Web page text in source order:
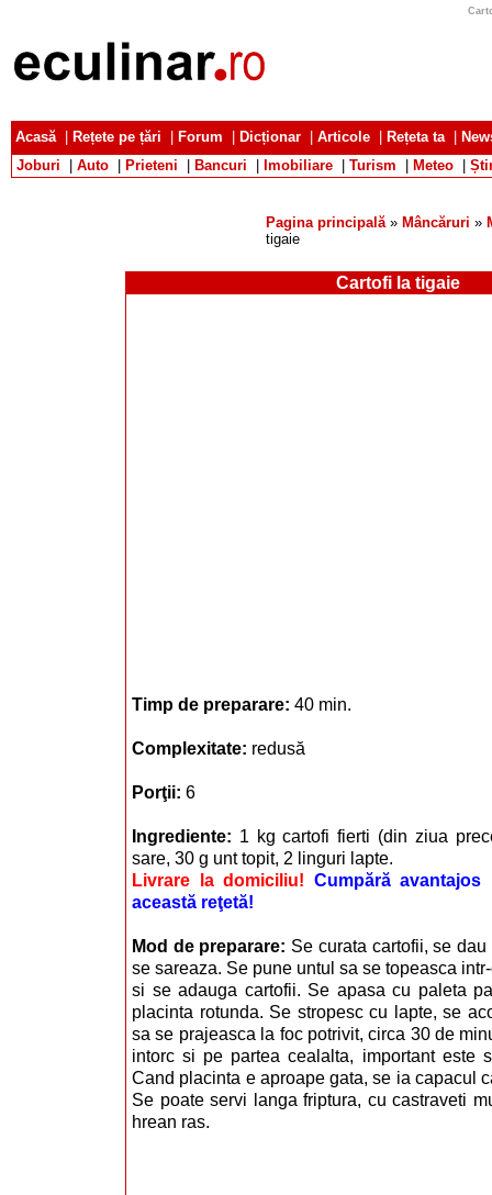
Acasă| Rețete pe țări Forum Dicționar Articole Rețeta ta|
Joburi
Auto Prieteni Bancuri Imobiliare Turism Meteo
Pagina principală» Mâncăruri »
tigaie
Cartofi la tigaie
Timp de preparare: 40 min.
Complexitate: redusă
Porţii: 6
Ingrediente: 1 kg cartofi fierti (din ziua
sare, 30 g unt topit, 2 linguri lapte.
Livrare la domiciliu! Cumpără avantajos
această reţetă!
Mod de preparare: Se curata cartofii, se
se sareaza. Se pune untul sa se topeasca
si se adauga cartofii. Se apasa cu paleta
placinta rotunda. Se stropesc cu lapte, se
sa se prajeasca la foc potrivit, circa 30 de
intorc si pe partea cealalta, important este
Cand placinta e aproape gata, se ia capacul
Se poate servi langa friptura, cu castraveti
hrean ras.